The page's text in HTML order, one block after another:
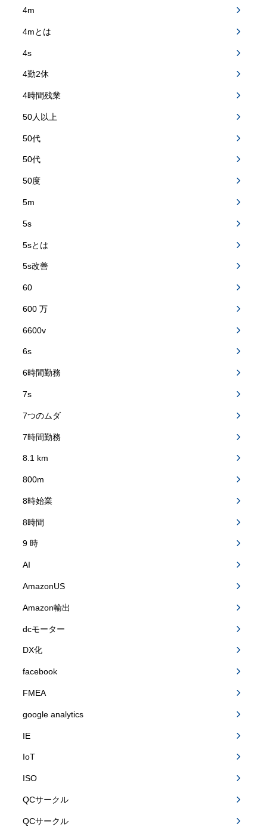
4m
4mとは
4s
4勤2休
4時間残業
50人以上
50代
50代
50度
5m
5s
5sとは
5s改善
60
600 万
6600v
6s
6時間勤務
7s
7つのムダ
7時間勤務
8.1 km
800m
8時始業
8時間
9 時
AI
AmazonUS
Amazon輸出
dcモーター
DX化
facebook
FMEA
google analytics
IE
IoT
ISO
QCサークル
QCサークル